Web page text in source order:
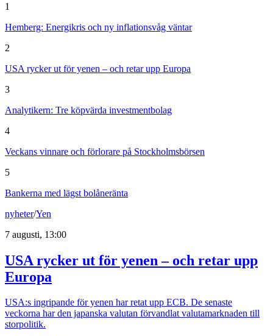
1
Hemberg: Energikris och ny inflationsvåg väntar
2
USA rycker ut för yenen – och retar upp Europa
3
Analytikern: Tre köpvärda investmentbolag
4
Veckans vinnare och förlorare på Stockholmsbörsen
5
Bankerna med lägst bolåneränta
nyheter/Yen
7 augusti, 13:00
USA rycker ut för yenen – och retar upp
Europa
USA:s ingripande för yenen har retat upp ECB. De senaste
veckorna har den japanska valutan förvandlat valutamarknaden till
storpolitik.